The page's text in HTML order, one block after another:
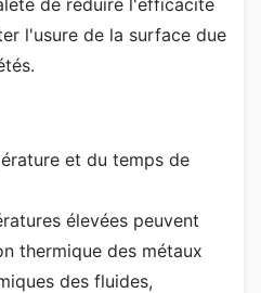
de réduire l'efficacité
l'usure de la surface due
et du temps de
élevées peuvent
thermique des métaux
des fluides,